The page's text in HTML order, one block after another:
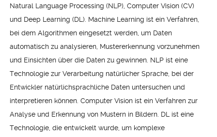
Natural Language Processing (NLP), Computer Vision (CV)
und Deep Learning (DL). Machine Learning ist ein Verfahren,
bei dem Algorithmen eingesetzt werden, um Daten
automatisch zu analysieren, Mustererkennung vorzunehmen
und Einsichten über die Daten zu gewinnen. NLP ist eine
Technologie zur Verarbeitung natürlicher Sprache, bei der
Entwickler natürlichsprachliche Daten untersuchen und
interpretieren können. Computer Vision ist ein Verfahren zur
Analyse und Erkennung von Mustern in Bildern. DL ist eine
Technologie, die entwickelt wurde, um komplexe